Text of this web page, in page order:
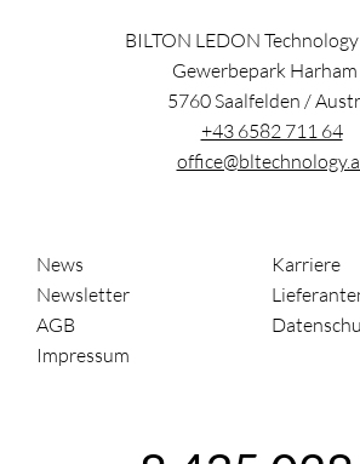
BILTON LEDON
Gewerbepark Harham
5760Saalfelden /
+43 6582 711 64
News
Karriere
Newsletter
AGB
Impressum